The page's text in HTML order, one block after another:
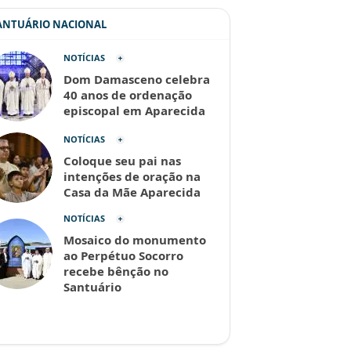
NACIONAL
NOTÍCIAS
Dom Damasceno celebra
40 anos de ordenação
episcopal em Aparecida
NOTÍCIAS
Coloque seu pai nas
intenções de oração na
Casa da Mãe Aparecida
NOTÍCIAS
Mosaico do monumento
ao Perpétuo Socorro
recebe bênção no
Santuário